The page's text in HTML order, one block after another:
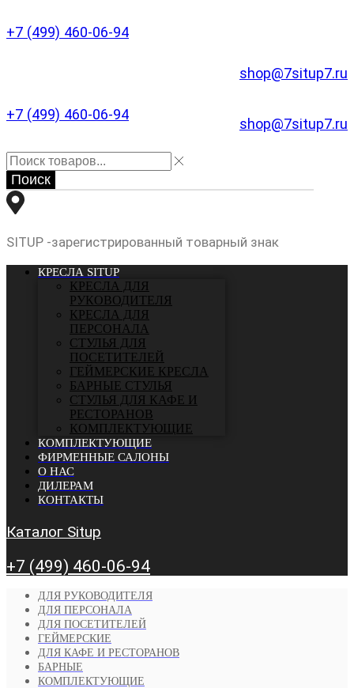
+7 (499) 460-06-94
shop@7situp7.ru
+7 (499) 460-06-94
shop@7situp7.ru
Поиск
SITUP -зарегистрированный товарный знак
КРЕСЛА SITUP
КРЕСЛА ДЛЯ
РУКОВОДИТЕЛЯ
КРЕСЛА ДЛЯ
ПЕРСОНАЛА
СТУЛЬЯ ДЛЯ
ПОСЕТИТЕЛЕЙ
ГЕЙМЕРСКИЕ КРЕСЛА
БАРНЫЕ СТУЛЬЯ
CТУЛЬЯ ДЛЯ КАФЕ И
РЕСТОРАНОВ
КОМПЛЕКТУЮЩИЕ
КОМПЛЕКТУЮЩИЕ
ФИРМЕННЫЕ САЛОНЫ
О НАС
ДИЛЕРАМ
КОНТАКТЫ
Каталог Situp
+7 (499) 460-06-94
ДЛЯ РУКОВОДИТЕЛЯ
ДЛЯ ПЕРСОНАЛА
ДЛЯ ПОСЕТИТЕЛЕЙ
ГЕЙМЕРСКИЕ
ДЛЯ КАФЕ И РЕСТОРАНОВ
БАРНЫЕ
КОМПЛЕКТУЮЩИЕ